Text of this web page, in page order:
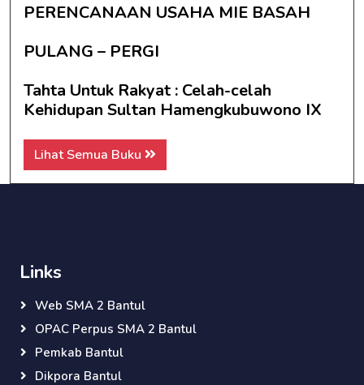
PERENCANAAN USAHA MIE BASAH
PULANG – PERGI
Tahta Untuk Rakyat : Celah-celah
Kehidupan Sultan Hamengkubuwono IX
Lihat Semua Buku
Links
Web SMA 2 Bantul
OPAC Perpus SMA 2 Bantul
Pemkab Bantul
Dikpora Bantul